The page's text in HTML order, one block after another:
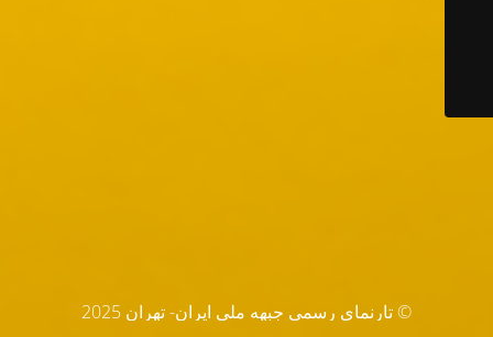
© تارنماي رسمي جبهه ملي ايران- تهران 2025